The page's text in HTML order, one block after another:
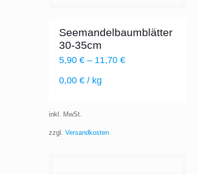
Seemandelbaumblätter
30-35cm
5,90 €– 11,70 €
0,00 €/ kg
inkl. MwSt.
zzgl. Versandkosten